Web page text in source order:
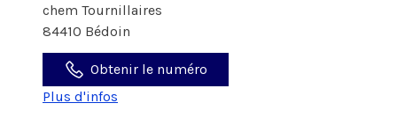
chem Tournillaires
84410 Bédoin
Obtenir le numéro
Plus d'infos